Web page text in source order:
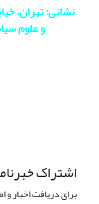
نشانی: تهران،
و علوم سیاسی -
اشتراک
برای دریافت اخبار